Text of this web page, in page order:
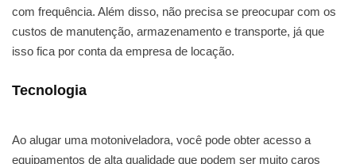
com frequência. Além disso, não precisa se preocupar com os
custos de manutenção, armazenamento e transporte, já que
isso fica por conta da empresa de locação.
Tecnologia
Ao alugar uma motoniveladora, você pode obter acesso a
equipamentos de alta qualidade que podem ser muito caros